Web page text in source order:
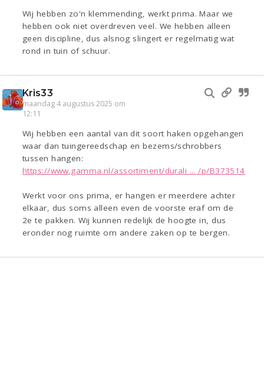
Wij hebben zo'n klemmending, werkt prima. Maar we
hebben ook niet overdreven veel. We hebben alleen
geen discipline, dus alsnog slingert er regelmatig wat
rond in tuin of schuur.
Kris33
maandag 4 augustus 2025 om
12:11
Wij hebben een aantal van dit soort haken opgehangen
waar dan tuingereedschap en bezems/schrobbers
tussen hangen:
https://www.gamma.nl/assortiment/durali ... /p/B373514
Werkt voor ons prima, er hangen er meerdere achter
elkaar, dus soms alleen even de voorste eraf om de
2e te pakken. Wij kunnen redelijk de hoogte in, dus
eronder nog ruimte om andere zaken op te bergen.